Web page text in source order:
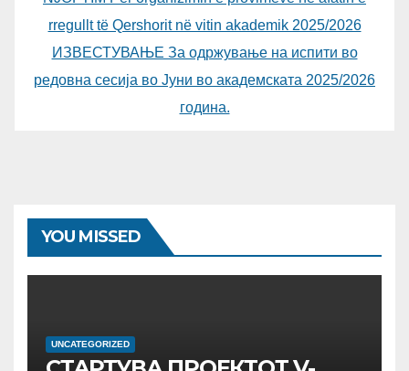
rregullt të Qershorit në vitin akademik 2025/2026
ИЗВЕСТУВАЊЕ За одржување на испити во
редовна сесија во Јуни во академската 2025/2026
година.
YOU MISSED
UNCATEGORIZED